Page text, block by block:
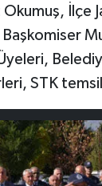
Okumuş, İlçe
STK